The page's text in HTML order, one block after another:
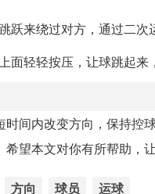
来绕过对方，通过二次
轻轻按压，让球跳起来
间内改变方向，保持控
望本文对你有所帮助，
方向 球员 运球